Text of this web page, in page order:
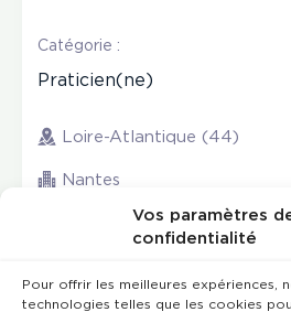
Vos paramètres
confidentialité
Pour offrir les meilleures expériences,
technologies telles que les cookies
Catégorie :
Praticien(ne)
Loire-Atlantique (44)
Nantes